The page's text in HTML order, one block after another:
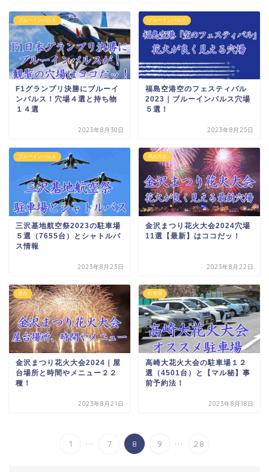
ブルーインパルス
F1グランプリ決勝にブルーイ
ンパルス！穴場４選と持ち物
１４選
2023年8月30日
ブルーインパルス
福島空港空のフェスティバル
2023｜ブルーインパルス穴場
５選！
2023年8月25日
ブルーインパルス
三沢基地航空祭2023の駐車場
５選（7655台）とシャトルバ
ス情報
2023年8月23日
花火大会
金沢まつり花火大会2024穴場
11選【最新】はココだッ！
2023年8月22日
屋台
金沢まつり花火大会2024｜屋
台場所と時間やメニュー２２
種！
2023年8月21日
駐車場
高崎大花火大会の駐車場１２
選（4501台）と【マル秘】事
前予約法！
2023年8月18日
1 ... 7 8 9 ... 28